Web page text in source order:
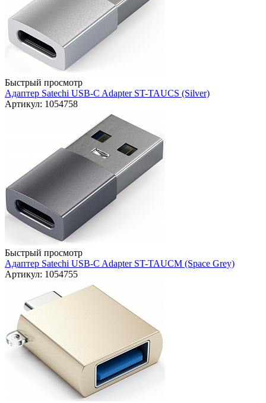
Быстрый просмотр
Адаптер Satechi USB-C Adapter ST-TAUCS (Silver)
Артикул: 1054758
Быстрый просмотр
Адаптер Satechi USB-C Adapter ST-TAUCM (Space Grey)
Артикул: 1054755